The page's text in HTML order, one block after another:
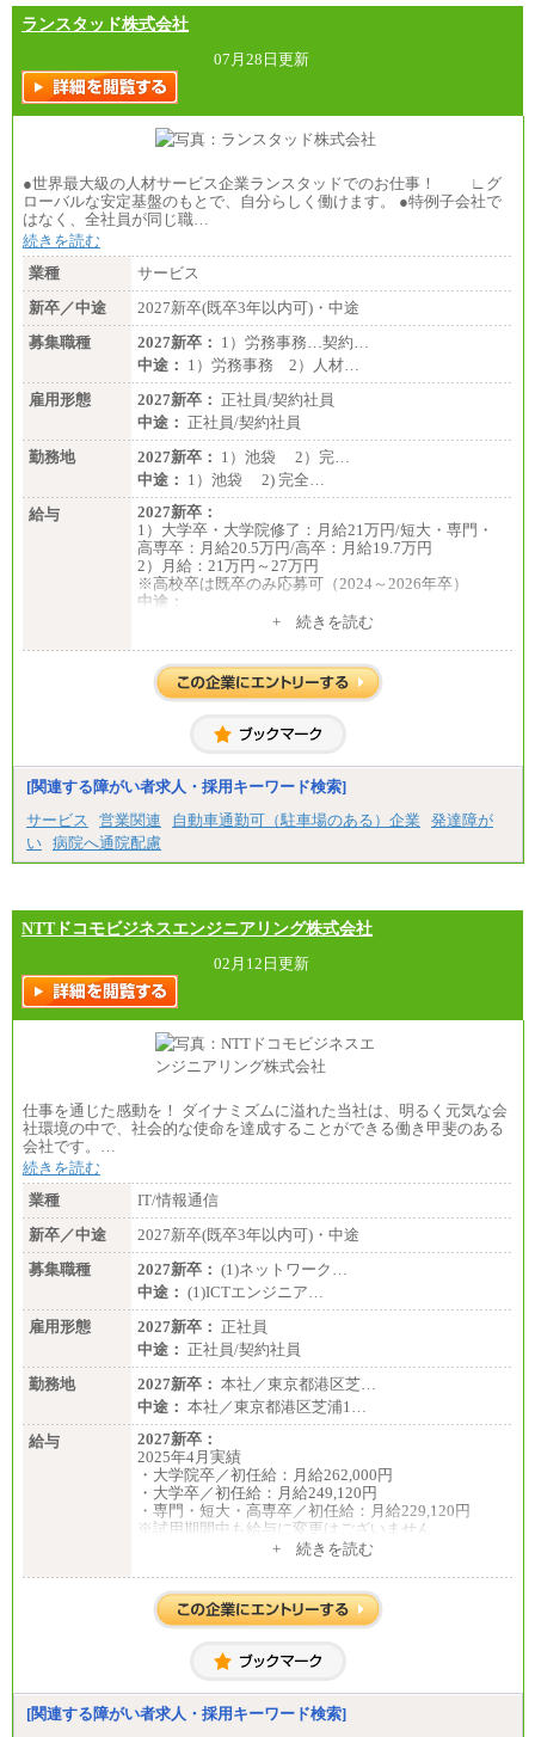
ランスタッド株式会社
07月28日更新
●世界最大級の人材サービス企業ランスタッドでのお仕事！ ∟グ
ローバルな安定基盤のもとで、自分らしく働けます。 ●特例子会社で
はなく、全社員が同じ職…
続きを読む
業種
サービス
新卒／中途
2027新卒(既卒3年以内可)・中途
募集職種
2027新卒： 1）労務事務…契約…
中途： 1）労務事務 2）人材…
雇用形態
2027新卒： 正社員/契約社員
中途： 正社員/契約社員
勤務地
2027新卒： 1）池袋 2）完…
中途： 1）池袋 2) 完全…
給与
2027新卒：
1）大学卒・大学院修了：月給21万円/短大・専門・
高専卒：月給20.5万円/高卒：月給19.7万円
2）月給：21万円～27万円
※高校卒は既卒のみ応募可（2024～2026年卒）
中途：
1）月給：21万円～25万円+ 続きを読む
[関連する障がい者求人・採用キーワード検索]
サービス
営業関連 自動車通勤可（駐車場のある）企業
発達障が
い 病院へ通院配慮
NTTドコモビジネスエンジニアリング株式会社
02月12日更新
仕事を通じた感動を！ ダイナミズムに溢れた当社は、明るく元気な会
社環境の中で、社会的な使命を達成することができる働き甲斐のある
会社です。…
続きを読む
業種
IT/情報通信
新卒／中途
2027新卒(既卒3年以内可)・中途
募集職種
2027新卒： (1)ネットワーク…
中途： (1)ICTエンジニア…
雇用形態
2027新卒： 正社員
中途： 正社員/契約社員
勤務地
2027新卒： 本社／東京都港区芝…
中途： 本社／東京都港区芝浦1…
給与
2027新卒：
2025年4月実績
・大学院卒／初任給：月給262,000円
・大学卒／初任給：月給249,120円
・専門・短大・高専卒／初任給：月給229,120円
※試用期間中も給与に変更はございません
※試用期間中(2ヶ月間)も給与等に変更はございませ
※給与額は、経験、能力を考慮し決定致します。
+ 続きを読む
[関連する障がい者求人・採用キーワード検索]